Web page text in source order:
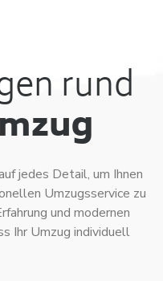
rund
jedes Detail, um Ihnen
Umzugsservice zu
und modernen
Ihr Umzug individuell